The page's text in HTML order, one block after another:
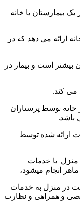
بیمارستان یا خانه
ارائه می دهد که در
بیشتر است و بیمار در
می کند.
توسط پرستاران
باشد.
ارائه شده توسط
منزل یا خدمات
انجام میشود،
در منزل به خدمات
و همراهی و نظارت